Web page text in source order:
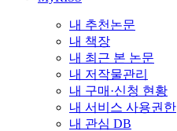
내 추천논문
내 책장
내 최근 본 논문
내 저작물관리
내 구매·신청 현황
내 서비스 사용권한
내 관심 DB